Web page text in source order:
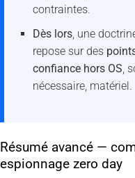
contraintes.
Dès lors, une
repose sur des
confiance hors OS ,
nécessaire, matériel.
Résumé avancé —
espionnage zero day